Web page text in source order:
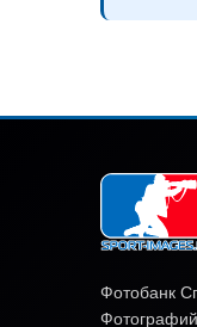
Фотобанк